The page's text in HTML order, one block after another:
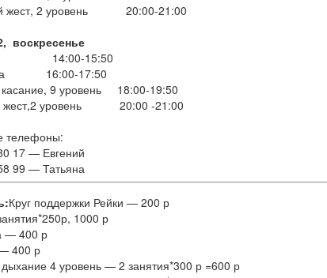
жест, 2 уровень 20:00-21:00
воскресенье
15:50
16:00-17:50
касание, 9 уровень 18:00-19:50
жест,2 уровень 20:00 -21:00
телефоны:
17 — Евгений
99 — Татьяна
Круг поддержки Рейки — 200 р
1000 р
— 400 р
400 р
4 уровень — 2 занятия*300 р =600 р